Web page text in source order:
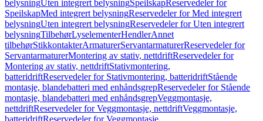
belysningUten integrert belysningSpeilskapReservedeler for
SpeilskapMed integrert belysningReservedeler for Med integrert
belysningUten integrert belysningReservedeler for Uten integrert
belysningTilbehørLyselementerHendlerAnnet
tilbehørStikkontakterArmaturerServantarmaturerReservedeler for
ServantarmaturerMontering av stativ, nettdriftReservedeler for
Montering av stativ, nettdriftStativmontering,
batteridriftReservedeler for Stativmontering, batteridriftStående
montasje, blandebatteri med enhåndsgrepReservedeler for Stående
montasje, blandebatteri med enhåndsgrepVeggmontasje,
nettdriftReservedeler for Veggmontasje, nettdriftVeggmontasje,
batteridriftReservedeler for Veggmontasje,